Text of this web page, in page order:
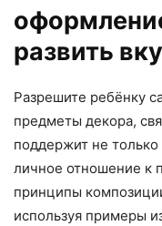
развить
Разрешите ребёнку
предметы декора,
поддержит не
личное отношение к
принципы
используя примеры